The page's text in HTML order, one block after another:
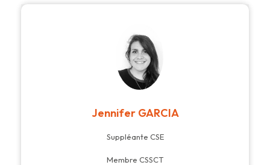
Jennifer GARCIA
Suppléante CSE
Membre CSSCT